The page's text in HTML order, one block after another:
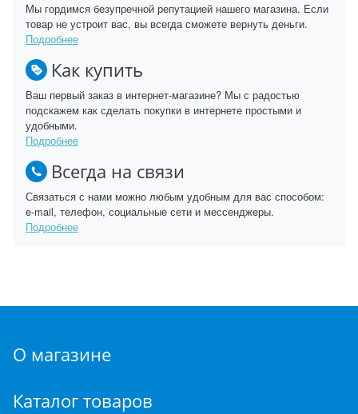
Мы гордимся безупречной репутацией нашего магазина. Если
товар не устроит вас, вы всегда сможете вернуть деньги.
Подробнее
Как купить
Ваш первый заказ в интернет-магазине? Мы с радостью
подскажем как сделать покупки в интернете простыми и
удобными.
Подробнее
Всегда на связи
Связаться с нами можно любым удобным для вас способом:
e-mail, телефон, социальные сети и мессенджеры.
Подробнее
О магазине
Каталог товаров